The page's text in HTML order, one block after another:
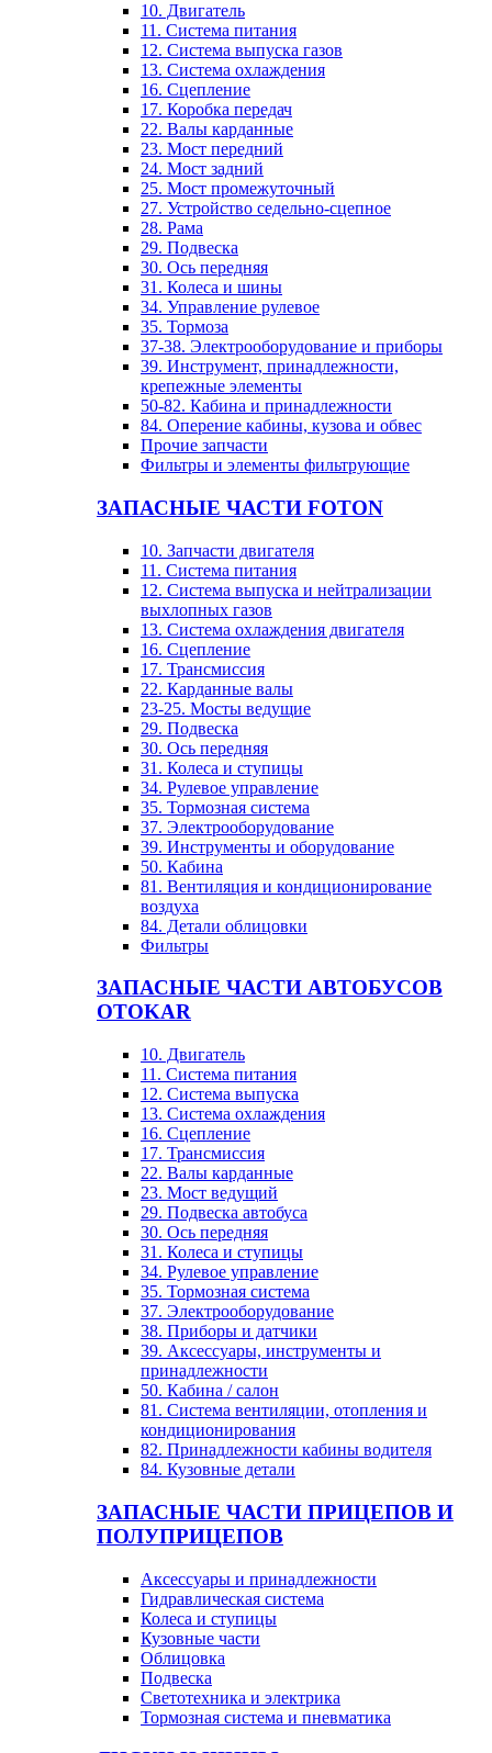
10. Двигатель
11. Система питания
12. Система выпуска газов
13. Система охлаждения
16. Сцепление
17. Коробка передач
22. Валы карданные
23. Мост передний
24. Мост задний
25. Мост промежуточный
27. Устройство седельно-сцепное
28. Рама
29. Подвеска
30. Ось передняя
31. Колеса и шины
34. Управление рулевое
35. Тормоза
37-38. Электрооборудование и приборы
39. Инструмент, принадлежности,
крепежные элементы
50-82. Кабина и принадлежности
84. Оперение кабины, кузова и обвес
Прочие запчасти
Фильтры и элементы фильтрующие
ЗАПАСНЫЕ ЧАСТИ FOTON
10. Запчасти двигателя
11. Система питания
12. Система выпуска и нейтрализации
выхлопных газов
13. Система охлаждения двигателя
16. Сцепление
17. Трансмиссия
22. Карданные валы
23-25. Мосты ведущие
29. Подвеска
30. Ось передняя
31. Колеса и ступицы
34. Рулевое управление
35. Тормозная система
37. Электрооборудование
39. Инструменты и оборудование
50. Кабина
81. Вентиляция и кондиционирование
воздуха
84. Детали облицовки
Фильтры
ЗАПАСНЫЕ ЧАСТИ АВТОБУСОВ
OTOKAR
10. Двигатель
11. Система питания
12. Система выпуска
13. Система охлаждения
16. Сцепление
17. Трансмиссия
22. Валы карданные
23. Мост ведущий
29. Подвеска автобуса
30. Ось передняя
31. Колеса и ступицы
34. Рулевое управление
35. Тормозная система
37. Электрооборудование
38. Приборы и датчики
39. Аксессуары, инструменты и
принадлежности
50. Кабина / салон
81. Система вентиляции, отопления и
кондиционирования
82. Принадлежности кабины водителя
84. Кузовные детали
ЗАПАСНЫЕ ЧАСТИ ПРИЦЕПОВ И
ПОЛУПРИЦЕПОВ
Аксессуары и принадлежности
Гидравлическая система
Колеса и ступицы
Кузовные части
Облицовка
Подвеска
Светотехника и электрика
Тормозная система и пневматика